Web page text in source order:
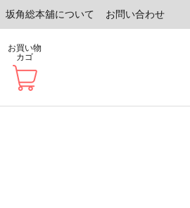
坂角総本舖について お問い合わせ
お買い物
カゴ